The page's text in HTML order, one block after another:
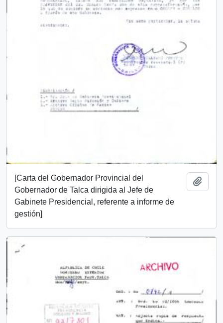
[Carta del Gobernador Provincial del
Gobernador de Talca dirigida al Jefe de
Gabinete Presidencial, referente a informe de
gestión]